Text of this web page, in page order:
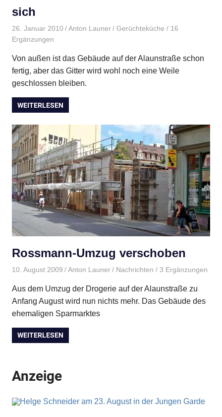
sich
26. Januar 2010 Anton Launer Gerüchteküche / 16
Ergänzungen
Von außen ist das Gebäude auf der Alaunstraße schon
fertig, aber das Gitter wird wohl noch eine Weile
geschlossen bleiben.
WEITERLESEN
Rossmann-Umzug verschoben
10. August 2009 Anton Launer Nachrichten / 3 Ergänzungen
Aus dem Umzug der Drogerie auf der Alaunstraße zu
Anfang August wird nun nichts mehr. Das Gebäude des
ehemaligen Sparmarktes
WEITERLESEN
Anzeige